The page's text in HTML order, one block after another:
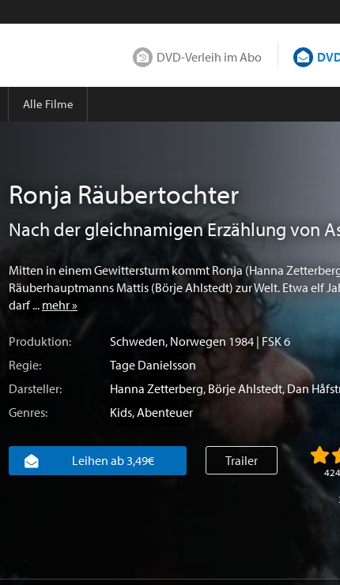
DVD-Verleih im Abo
Alle Filme
Ronja Räubertochter
Nach der gleichnamigen Erzählung von
Mitten in einem Gewittersturm kommt Ronja (Hanna
Räuberhauptmanns Mattis (Börje Ahlstedt) zur Welt. Etwa elf
darf ... mehr »
Produktion: Schweden, Norwegen 1984 | FSK 6
Regie:
Tage Danielsson
Darsteller:
Hanna Zetterberg, Börje Ahlstedt,Dan
Genres:
Kids,Abenteuer
Leihen ab 3,49€ Trailer